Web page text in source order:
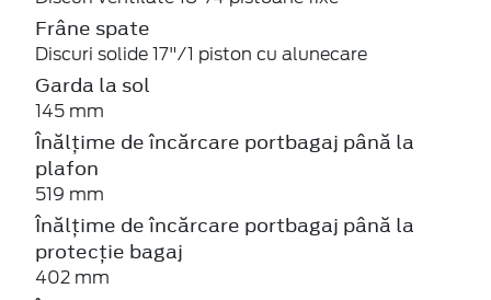
Frâne spate
Discuri solide 17"/1 piston cu alunecare
Garda la sol
145 mm
Înălțime de încărcare portbagaj până la
plafon
519 mm
Înălțime de încărcare portbagaj până la
protecție bagaj
402 mm